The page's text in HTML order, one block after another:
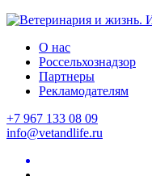
О нас
Россельхознадзор
Партнеры
Рекламодателям
+7 967 133 08 09
info@vetandlife.ru